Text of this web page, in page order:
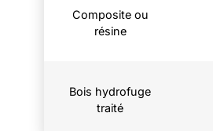
Composite ou
résine
Bois hydrofuge
traité